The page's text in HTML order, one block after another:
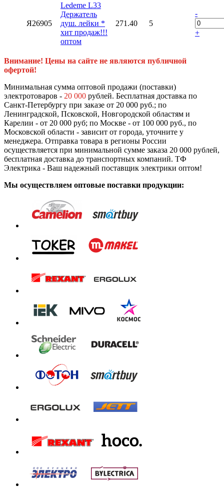
Я26905
Ledeme L33
Держатель
душ. лейки *
хит продаж!!!
оптом
271.40 5
-
+
Внимание! Цены на сайте не являются публичной
офертой!
Минимальная сумма оптовой продажи (поставки)
электротоваров - 20 000 рублей. Бесплатная доставка по
Санкт-Петербургу при заказе от 20 000 руб.; по
Ленинградской, Псковской, Новгородской областям и
Карелии - от 20 000 руб; по Москве - от 100 000 руб., по
Московской области - зависит от города, уточните у
менеджера. Отправка товара в регионы России
осуществляется при минимальной сумме заказа 20 000 рублей,
бесплатная доставка до транспортных компаний. ТФ
Электрика - Ваш надежный поставщик электрики оптом!
Мы осуществляем оптовые поставки продукции: